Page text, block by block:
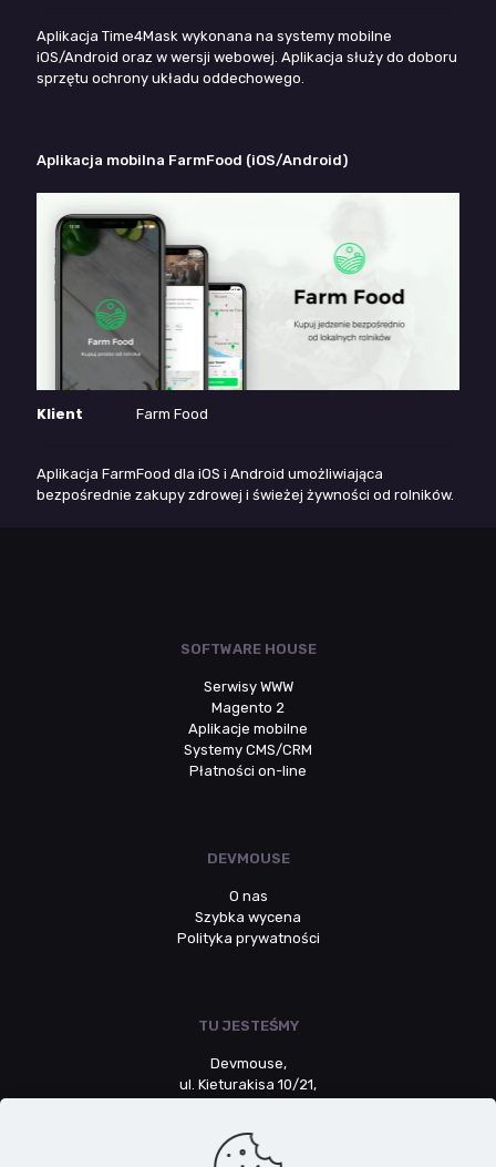
Aplikacja Time4Mask wykonana na systemy mobilne
iOS/Android oraz w wersji webowej. Aplikacja służy do doboru
sprzętu ochrony układu oddechowego.
Aplikacja mobilna FarmFood (iOS/Android)
Klient Farm Food
Aplikacja FarmFood dla iOS i Android umożliwiająca
bezpośrednie zakupy zdrowej i świeżej żywności od rolników.
SOFTWARE HOUSE
Serwisy WWW
Magento 2
Aplikacje mobilne
Systemy CMS/CRM
Płatności on-line
DEVMOUSE
O nas
Szybka wycena
Polityka prywatności
TU JESTEŚMY
Devmouse,
ul. Kieturakisa 10/21,